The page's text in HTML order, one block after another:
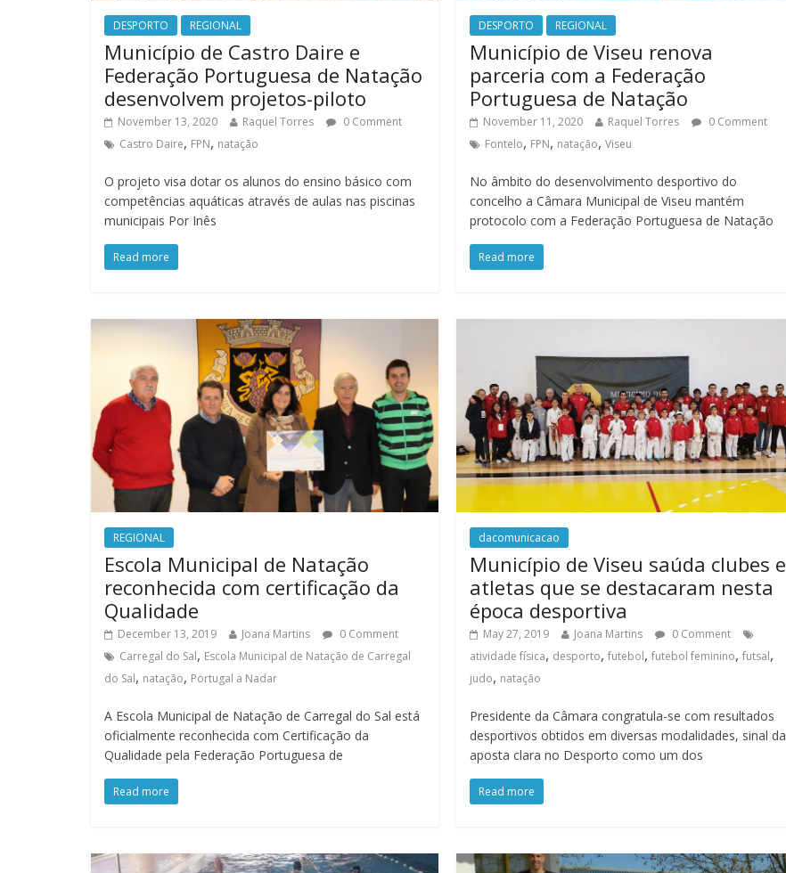
DESPORTO REGIONAL
Município de Castro Daire e
Federação Portuguesa de Natação
desenvolvem projetos-piloto
November 13, 2020 Raquel Torres
0 Comment
Castro Daire, FPN, natação
O projeto visa dotar os alunos do ensino básico com
competências aquáticas através de aulas nas piscinas
municipais Por Inês
Read more
DESPORTO REGIONAL
Município de Viseu renova
parceria com a Federação
Portuguesa de Natação
November 11, 2020 Raquel Torres
0 Comment
Fontelo, FPN, natação,Viseu
No âmbito do desenvolvimento desportivo do
concelho a Câmara Municipal de Viseu mantém
protocolo com a Federação Portuguesa de Natação
Read more
REGIONAL
Escola Municipal de Natação
reconhecida com certificação da
Qualidade
December 13, 2019 Joana Martins
0 Comment
Carregal do Sal, Escola Municipal de Natação de Carregal
do Sal, natação, Portugal a Nadar
A Escola Municipal de Natação de Carregal do Sal está
oficialmente reconhecida com Certificação da
Qualidade pela Federação Portuguesa de
Read more
dacomunicacao
Município de Viseu saúda clubes e
atletas que se destacaram nesta
época desportiva
May 27, 2019 Joana Martins
0 Comment
atividade física, desporto,futebol,futebol feminino,futsal,
judo, natação
Presidente da Câmara congratula-se com resultados
desportivos obtidos em diversas modalidades, sinal da
aposta clara no Desporto como um dos
Read more